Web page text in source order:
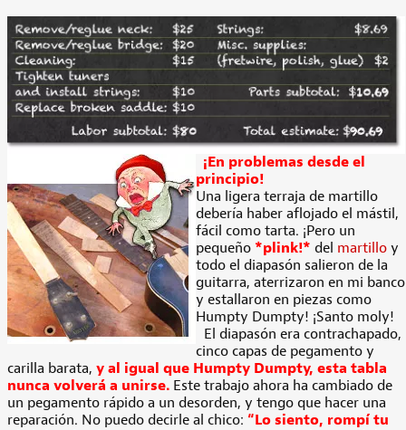
¡En problemas desde el
principio!
Una ligera terraja de martillo
debería haber aflojado el mástil,
fácil como tarta. ¡Pero un
pequeño *plink!* del martilloy
todo el diapasón salieron de la
guitarra, aterrizaron en mi banco
y estallaron en piezas como
Humpty Dumpty! ¡Santo moly!
El diapasón era contrachapado,
cinco capas de pegamento y
carilla barata, y al igual que Humpty Dumpty, esta tabla
nunca volverá a unirse.Este trabajo ahora ha cambiado de
un pegamento rápido a un desorden, y tengo que hacer una
reparación. No puedo decirle al chico: “Lo siento, rompí tu